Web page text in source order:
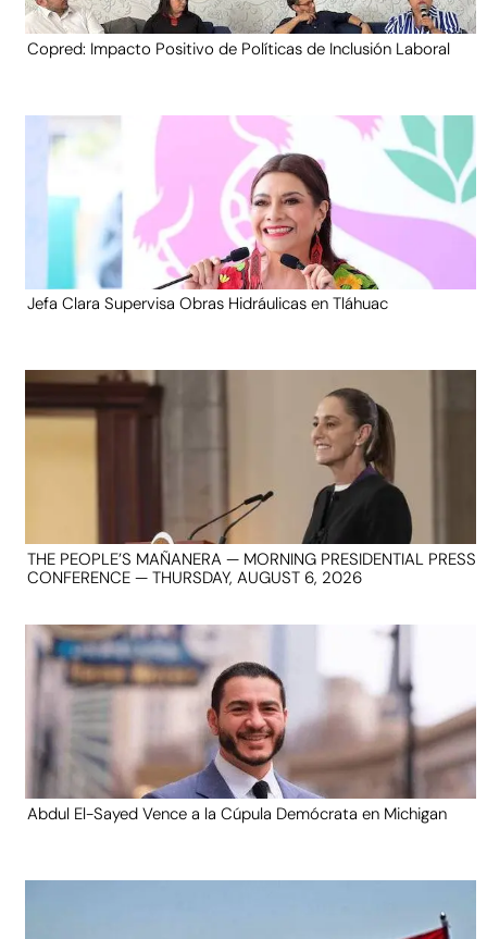
Copred: Impacto Positivo de Políticas de Inclusión Laboral
Jefa Clara Supervisa Obras Hidráulicas en Tláhuac
THE PEOPLE’S MAÑANERA — MORNING PRESIDENTIAL PRESS
CONFERENCE — THURSDAY, AUGUST 6, 2026
Abdul El-Sayed Vence a la Cúpula Demócrata en Michigan